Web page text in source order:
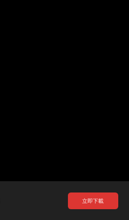
立即下載